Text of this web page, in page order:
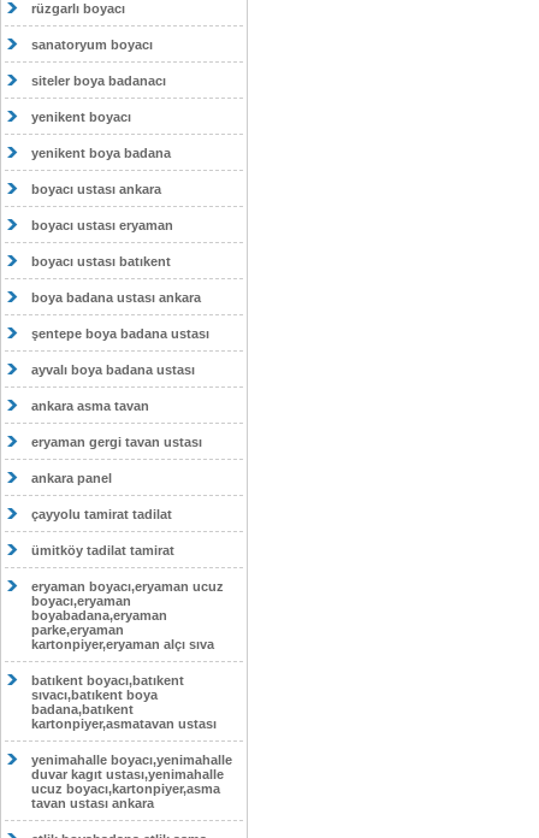
rüzgarlı boyacı
sanatoryum boyacı
siteler boya badanacı
yenikent boyacı
yenikent boya badana
boyacı ustası ankara
boyacı ustası eryaman
boyacı ustası batıkent
boya badana ustası ankara
şentepe boya badana ustası
ayvalı boya badana ustası
ankara asma tavan
eryaman gergi tavan ustası
ankara panel
çayyolu tamirat tadilat
ümitköy tadilat tamirat
eryaman boyacı,eryaman ucuz
boyacı,eryaman
boyabadana,eryaman
parke,eryaman
kartonpiyer,eryaman alçı sıva
batıkent boyacı,batıkent
sıvacı,batıkent boya
badana,batıkent
kartonpiyer,asmatavan ustası
yenimahalle boyacı,yenimahalle
duvar kagıt ustası,yenimahalle
ucuz boyacı,kartonpiyer,asma
tavan ustası ankara